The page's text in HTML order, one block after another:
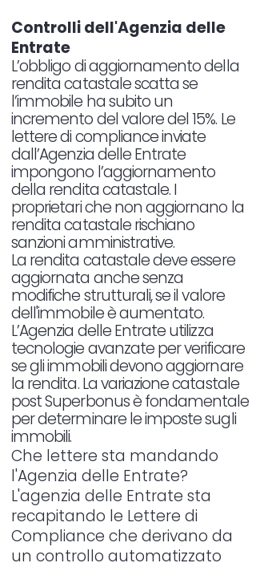
Controlli dell'Agenzia delle
Entrate
L’obbligo di aggiornamento della
rendita catastale scatta se
l’immobile ha subito un
incremento del valore del 15%. Le
lettere di compliance inviate
dall’Agenzia delle Entrate
impongono l’aggiornamento
della rendita catastale. I
proprietari che non aggiornano la
rendita catastale rischiano
sanzioni amministrative.
La rendita catastale deve essere
aggiornata anche senza
modifiche strutturali, se il valore
dell'immobile è aumentato.
L’Agenzia delle Entrate utilizza
tecnologie avanzate per verificare
se gli immobili devono aggiornare
la rendita. La variazione catastale
post Superbonus è fondamentale
per determinare le imposte sugli
immobili.
Che lettere sta mandando
l'Agenzia delle Entrate?
L'agenzia delle Entrate sta
recapitando le Lettere di
Compliance che derivano da
un controllo automatizzato